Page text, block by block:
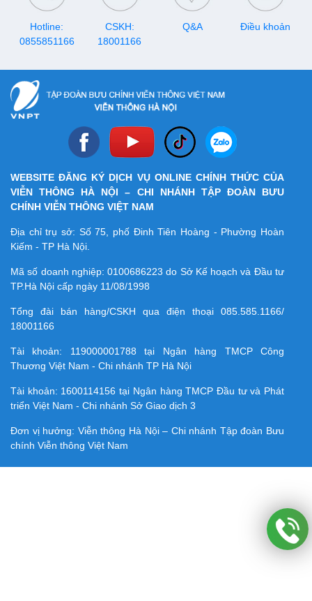
Hotline:
0855851166
CSKH:
18001166
Q&A Điều khoản
WEBSITE ĐĂNG KÝ DỊCH VỤ ONLINE CHÍNH THỨC CỦA
VIỄN THÔNG HÀ NỘI – CHI NHÁNH TẬP ĐOÀN BƯU
CHÍNH VIỄN THÔNG VIỆT NAM
Địa chỉ trụ sở: Số 75, phố Đinh Tiên Hoàng - Phường Hoàn
Kiếm - TP Hà Nội.
Mã số doanh nghiệp:0100686223 do Sở Kế hoạch và Đầu tư
TP.Hà Nội cấp ngày 11/08/1998
Tổng đài bán hàng/CSKH qua điện thoại 085.585.1166/
18001166
Tài khoản: 119000001788 tại Ngân hàng TMCP Công
Thương Việt Nam - Chi nhánh TP Hà Nội
Tài khoản: 1600114156 tại Ngân hàng TMCP Ðầu tư và Phát
triển Việt Nam - Chi nhánh Sở Giao dịch 3
Đơn vị hưởng: Viễn thông Hà Nội – Chi nhánh Tập đoàn Bưu
chính Viễn thông Việt Nam